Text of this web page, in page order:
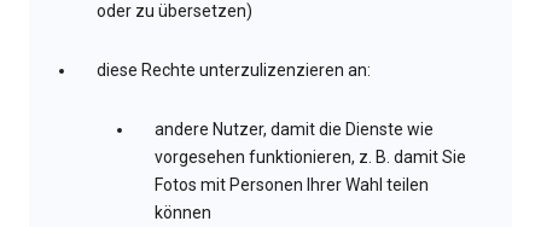
oder zu übersetzen)
diese Rechte unterzulizenzieren an:
andere Nutzer, damit die Dienste wie
vorgesehen funktionieren, z. B. damit Sie
Fotos mit Personen Ihrer Wahl teilen
können